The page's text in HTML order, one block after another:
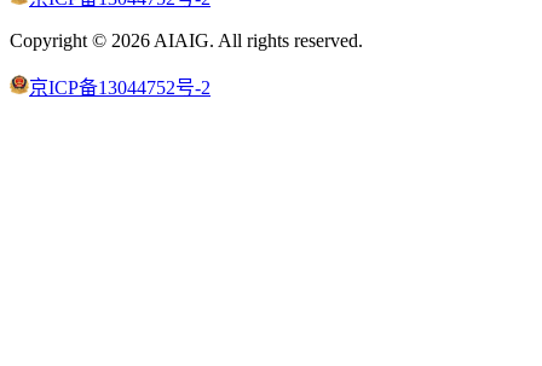
Copyright © 2026 AIAIG. All rights reserved.
京ICP备13044752号-2